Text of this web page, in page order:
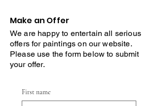
Make an Offer
We are happy to entertain all serious
offers for paintings on our website.
Please use the form below to submit
your offer.
First name